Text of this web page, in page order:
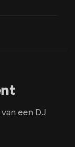
een DJ